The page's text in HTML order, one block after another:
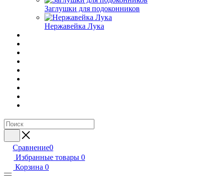
Заглушки для подоконников
Нержавейка Лука
Сравнение0
Избранные товары 0
Корзина 0